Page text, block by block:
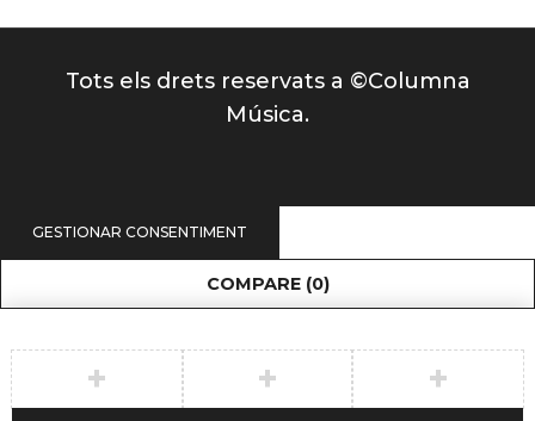
Tots els drets reservats a ©Columna
Música.
GESTIONAR CONSENTIMENT
COMPARE (0)